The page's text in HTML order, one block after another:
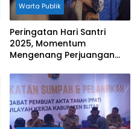
Warta Publik
Peringatan Hari Santri
2025, Momentum
Mengenang Perjuangan